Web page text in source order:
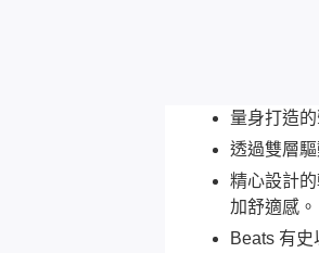
量身打造
透過雙層
精心設計
加舒適感。
Beats 有